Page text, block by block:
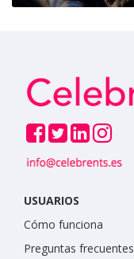
USUARIOS
Cómo funciona
Preguntas frecuentes